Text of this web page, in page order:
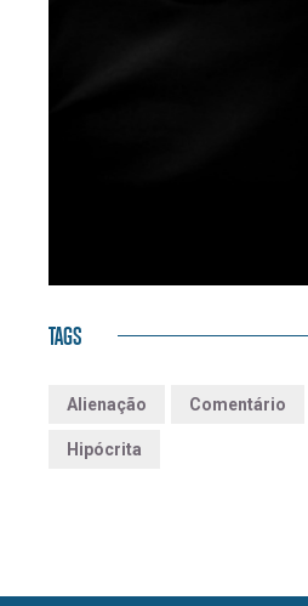
TAGS
Alienação Comentário
Hipócrita